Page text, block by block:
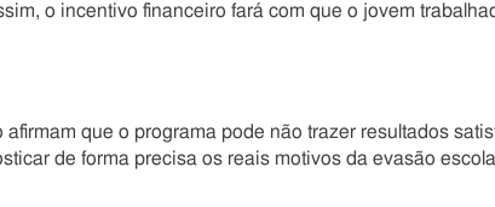
o incentivo financeiro fará com que o jovem
que o programa pode não trazer resultados
de forma precisa os reais motivos da evasão